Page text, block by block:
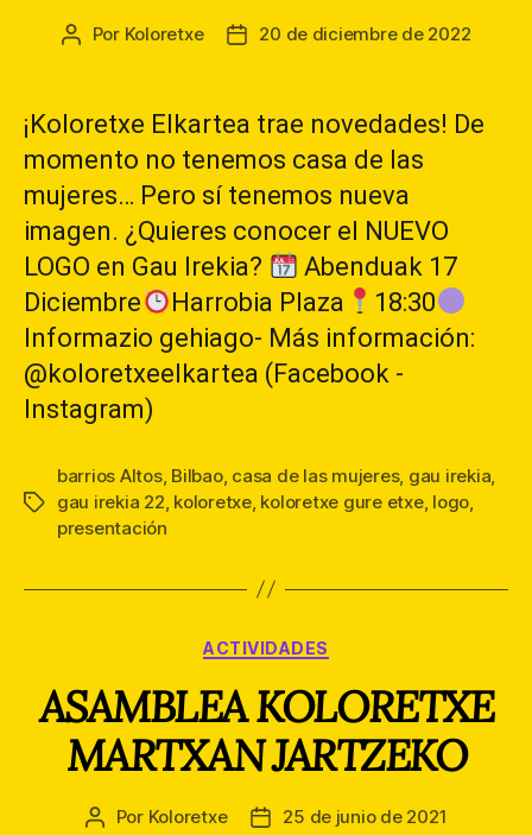
Autor
entrada
Por Koloretxe
Fecha
entrada
20 de diciembre de 2022
¡Koloretxe Elkartea trae novedades! De
momento no tenemos casa de las
mujeres… Pero sí tenemos nueva
imagen. ¿Quieres conocer el NUEVO
LOGO en Gau Irekia?
Abenduak 17
Diciembre
Harrobia Plaza
18:30
Informazio gehiago- Más información:
@koloretxeelkartea (Facebook -
Instagram)
Etiquetas
barrios Altos, Bilbao, casa de las mujeres, gau irekia
gau irekia 22 koloretxe, koloretxe gure etxe, logo
presentación
Categorías
ACTIVIDADES
ASAMBLEA KOLORETXE
MARTXAN JARTZEKO
Autor
Por Koloretxe
Fecha25 de junio de 2021